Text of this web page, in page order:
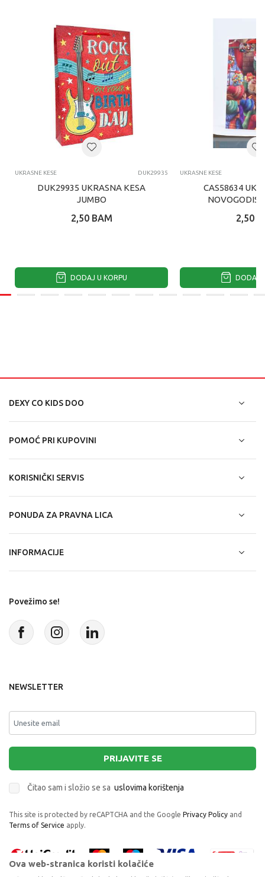
UKRASNE KESE DUK29935
DUK29935 UKRASNA KESA
JUMBO
2,50 BAM
DODAJ U KORPU
UKRASNE KESE
CAS58634
2,50
DODAJ
DEXY CO KIDS DOO
POMOĆ PRI KUPOVINI
KORISNIČKI SERVIS
PONUDA ZA PRAVNA LICA
INFORMACIJE
Povežimo se!
NEWSLETTER
PRIJAVITE SE
Čitao sam i složio se sa uslovima korištenja
This site is protected by reCAPTCHA and the Google Privacy Policy and
Terms of Service apply.
Ova web-stranica koristi kolačiće